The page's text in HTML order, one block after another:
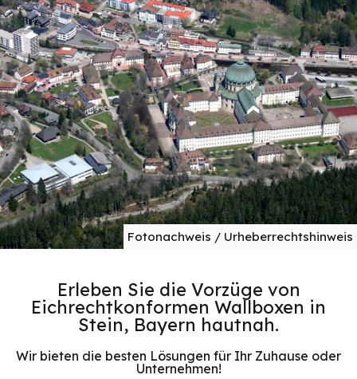
Fotonachweis / Urheberrechtshinweis
Erleben Sie die Vorzüge von
Eichrechtkonformen Wallboxen in
Stein, Bayern hautnah.
Wir bieten die besten Lösungen für Ihr Zuhause oder
Unternehmen!